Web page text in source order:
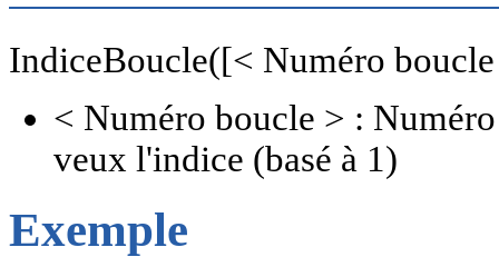
IndiceBoucle([< Numéro
< Numéro boucle > :
veux l'indice (basé à 1)
Exemple